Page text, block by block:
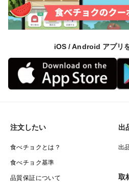
iOS / Android アプリ
注文したい
食べチョクとは？
食べチョク基準
品質保証について
出
出
取